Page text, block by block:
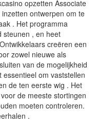
opzetten Associate
ontwerpen om te
. Het programma
steunen , en heet
creëren een
zowel nieuwe als
van de mogelijkheid
om vaststellen
de ten eerste wig . Het
de meeste stortingen
moeten controleren.
.